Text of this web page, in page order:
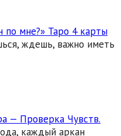
по мне?» Таро 4 карты
ждешь, важно иметь
— Проверка Чувств.
каждый аркан